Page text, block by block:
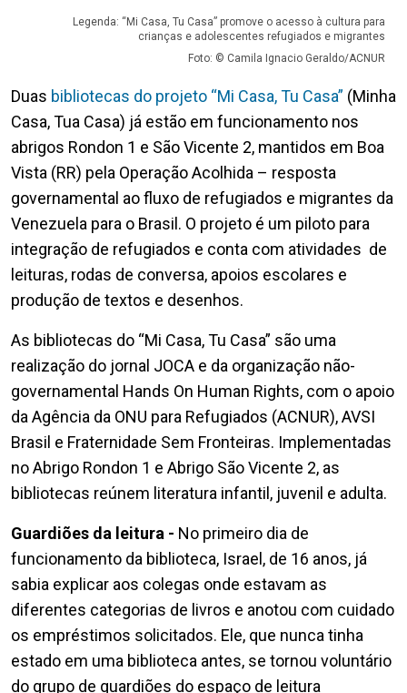
Legenda: “Mi Casa, Tu Casa” promove o acesso à cultura para
crianças e adolescentes refugiados e migrantes
Foto: © Camila Ignacio Geraldo/ACNUR
Duas bibliotecas do projeto “Mi Casa, Tu Casa” (Minha
Casa, Tua Casa) já estão em funcionamento nos
abrigos Rondon 1 e São Vicente 2, mantidos em Boa
Vista (RR) pela Operação Acolhida – resposta
governamental ao fluxo de refugiados e migrantes da
Venezuela para o Brasil. O projeto é um piloto para
integração de refugiados e conta com atividades de
leituras, rodas de conversa, apoios escolares e
produção de textos e desenhos.
As bibliotecas do “Mi Casa, Tu Casa” são uma
realização do jornal JOCA e da organização não-
governamental Hands On Human Rights, com o apoio
da Agência da ONU para Refugiados (ACNUR), AVSI
Brasil e Fraternidade Sem Fronteiras. Implementadas
no Abrigo Rondon 1 e Abrigo São Vicente 2, as
bibliotecas reúnem literatura infantil, juvenil e adulta.
Guardiões da leitura - No primeiro dia de
funcionamento da biblioteca, Israel, de 16 anos, já
sabia explicar aos colegas onde estavam as
diferentes categorias de livros e anotou com cuidado
os empréstimos solicitados. Ele, que nunca tinha
estado em uma biblioteca antes, se tornou voluntário
do grupo de guardiões do espaço de leitura